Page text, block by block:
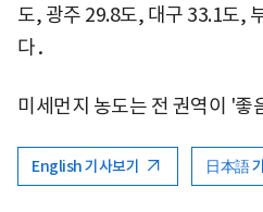
도, 광주 29.8도, 대구 33.1도,
다．
미세먼지 농도는 전 권역이 '좋
English 기사보기 日本語